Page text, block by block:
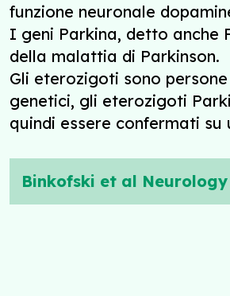
funzione neuronale
I geni Parkina, detto anche
della malattia di Parkinson.
Gli eterozigoti sono
genetici, gli eterozigoti
quindi essere confermati
Binkofski et al Neurology